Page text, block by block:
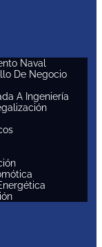
Naval
De Negocio
A Ingeniería